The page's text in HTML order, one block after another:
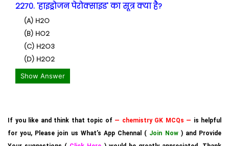
2270. 'हाइड्रोजन पेरोक्साइड' का सूत्र क्या है?
(A) H2O
(B) HO2
(C) H2O3
(D) H2O2
Show Answer
If you like and think that topic of — chemistry GK MCQs — is helpful
for you, Please join us What’s App Chennal ( Join Now) and Provide